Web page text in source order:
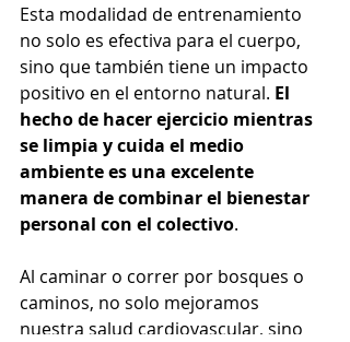
Esta modalidad de entrenamiento
no solo es efectiva para el cuerpo,
sino que también tiene un impacto
positivo en el entorno natural. El
hecho de hacer ejercicio mientras
se limpia y cuida el medio
ambiente es una excelente
manera de combinar el bienestar
personal con el colectivo.
Al caminar o correr por bosques o
caminos, no solo mejoramos
nuestra salud cardiovascular, sino